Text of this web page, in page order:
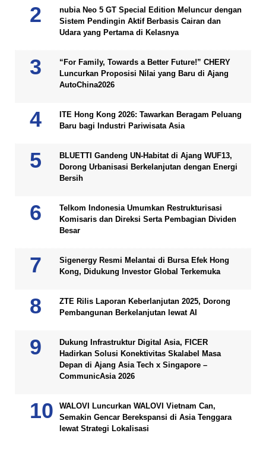
nubia Neo 5 GT Special Edition Meluncur dengan
Sistem Pendingin Aktif Berbasis Cairan dan
Udara yang Pertama di Kelasnya
“For Family, Towards a Better Future!” CHERY
Luncurkan Proposisi Nilai yang Baru di Ajang
AutoChina2026
ITE Hong Kong 2026: Tawarkan Beragam Peluang
Baru bagi Industri Pariwisata Asia
BLUETTI Gandeng UN-Habitat di Ajang WUF13,
Dorong Urbanisasi Berkelanjutan dengan Energi
Bersih
Telkom Indonesia Umumkan Restrukturisasi
Komisaris dan Direksi Serta Pembagian Dividen
Besar
Sigenergy Resmi Melantai di Bursa Efek Hong
Kong, Didukung Investor Global Terkemuka
ZTE Rilis Laporan Keberlanjutan 2025, Dorong
Pembangunan Berkelanjutan lewat AI
Dukung Infrastruktur Digital Asia, FICER
Hadirkan Solusi Konektivitas Skalabel Masa
Depan di Ajang Asia Tech x Singapore –
CommunicAsia 2026
WALOVI Luncurkan WALOVI Vietnam Can,
Semakin Gencar Berekspansi di Asia Tenggara
lewat Strategi Lokalisasi